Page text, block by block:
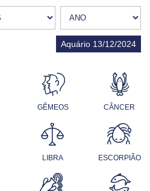
Aquário 13/12/2024
GÊMEOS CÂNCER
LIBRA ESCORPIÃO